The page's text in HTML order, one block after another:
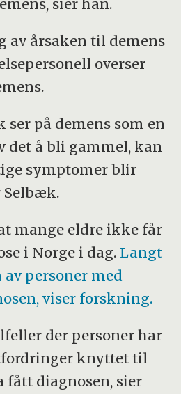
sier han.
av årsaken til demens
overser
på demens som en
det å bli gammel, kan
symptomer blir
Selbæk.
mange eldre ikke får
i Norge i dag. Langt
personer med
viser forskning.
der personer har
knyttet til
fått diagnosen, sier